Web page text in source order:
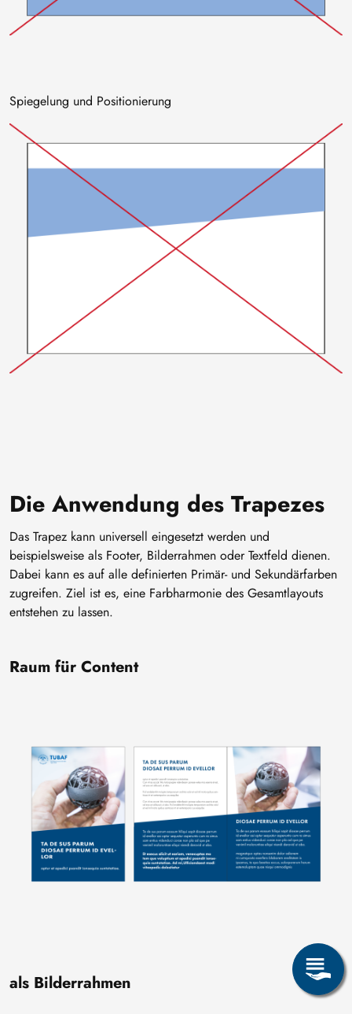
Bild
Spiegelung und Positionierung
Die Anwendung des Trapezes
Das Trapez kann universell eingesetzt werden und
beispielsweise als Footer, Bilderrahmen oder Textfeld dienen.
Dabei kann es auf alle definierten Primär- und Sekundärfarben
zugreifen. Ziel ist es, eine Farbharmonie des Gesamtlayouts
entstehen zu lassen.
Raum für Content
als Bilderrahmen